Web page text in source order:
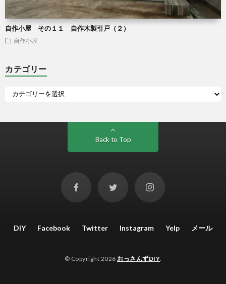
自作小屋 その１１ 自作木製引戸（２）
自作小屋
カテゴリー
Back to Top
DIY Facebook Twitter Instagram Yelp メール
© Copyright 2026 おっさんずDIY.